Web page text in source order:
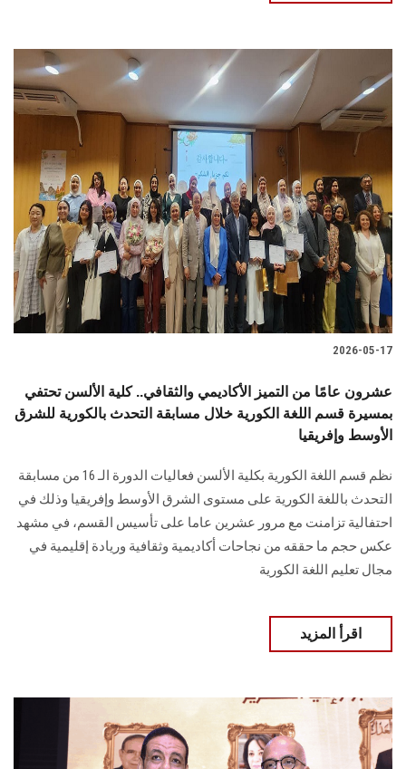
2026-05-17
عشرون عامًا من التميز الأكاديمي والثقافي.. كلية الألسن تحتفي
بمسيرة قسم اللغة الكورية خلال مسابقة التحدث بالكورية للشرق
الأوسط وإفريقيا
نظم قسم اللغة الكورية بكلية الألسن فعاليات الدورة الـ 16 من مسابقة
التحدث باللغة الكورية على مستوى الشرق الأوسط وإفريقيا وذلك في
احتفالية تزامنت مع مرور عشرين عاما على تأسيس القسم، في مشهد
عكس حجم ما حققه من نجاحات أكاديمية وثقافية وريادة إقليمية في
مجال تعليم اللغة الكورية
اقرأ المزيد